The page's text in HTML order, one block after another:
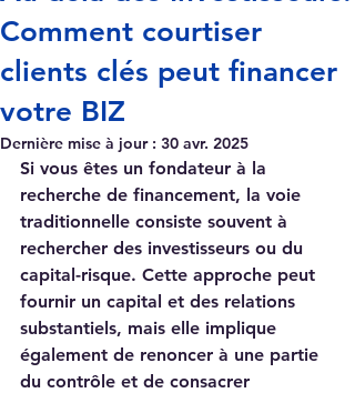
Comment courtiser
clients clés peut financer
votre BIZ
Dernière mise à jour : 30 avr. 2025
Si vous êtes un fondateur à la
recherche de financement, la voie
traditionnelle consiste souvent à
rechercher des investisseurs ou du
capital-risque. Cette approche peut
fournir un capital et des relations
substantiels, mais elle implique
également de renoncer à une partie
du contrôle et de consacrer